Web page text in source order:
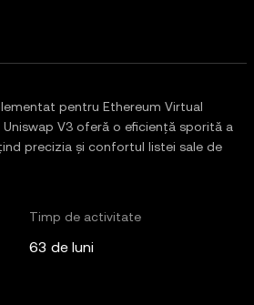
pentru Ethereum Virtual
V3 oferă o eficiență sporită a
precizia și confortul listei sale de
Timp de activitate
63 de luni